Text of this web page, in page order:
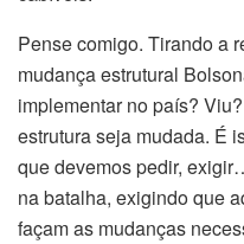
Pense comigo. Tirando a
mudança estrutural
implementar no país?
estrutura seja mudada. É
que devemos pedir,
na batalha, exigindo que
façam as mudanças